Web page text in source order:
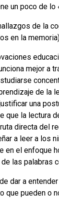
un poco de
de la
en la
mejor a
de la
una
la lectura
directa del
a leer a los
en el enfoque
las palabras
dar a
que pueden o